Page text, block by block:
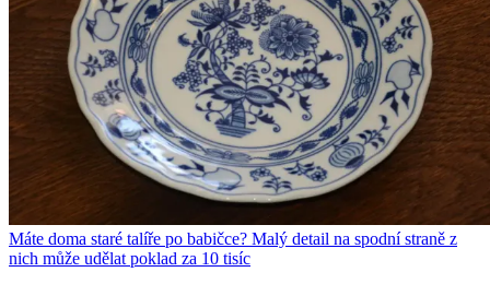
Máte doma staré talíře po babičce? Malý detail na spodní straně z
nich může udělat poklad za 10 tisíc